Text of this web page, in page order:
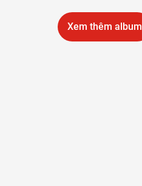
Xem thêm album